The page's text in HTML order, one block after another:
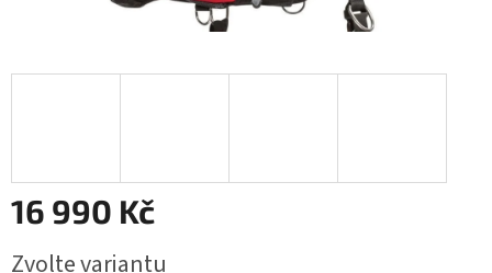
16 990 Kč
cena:
Zvolte variantu